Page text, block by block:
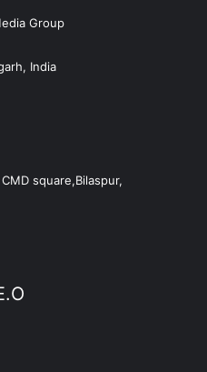
Group
India
square,Bilaspur,